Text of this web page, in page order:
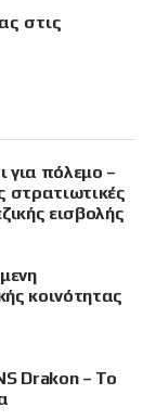
στις
για πόλεμο –
στρατιωτικές
εισβολής
κοινότητας
Drakon – Το